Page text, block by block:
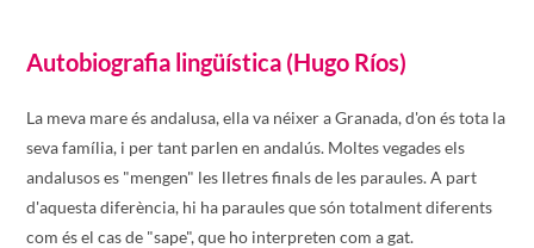
Autobiografia lingüística (Hugo Ríos)
La meva mare és andalusa, ella va néixer a Granada, d'on és tota la
seva família, i per tant parlen en andalús. Moltes vegades els
andalusos es "mengen" les lletres finals de les paraules. A part
d'aquesta diferència, hi ha paraules que són totalment diferents
com és el cas de "sape", que ho interpreten com a gat.